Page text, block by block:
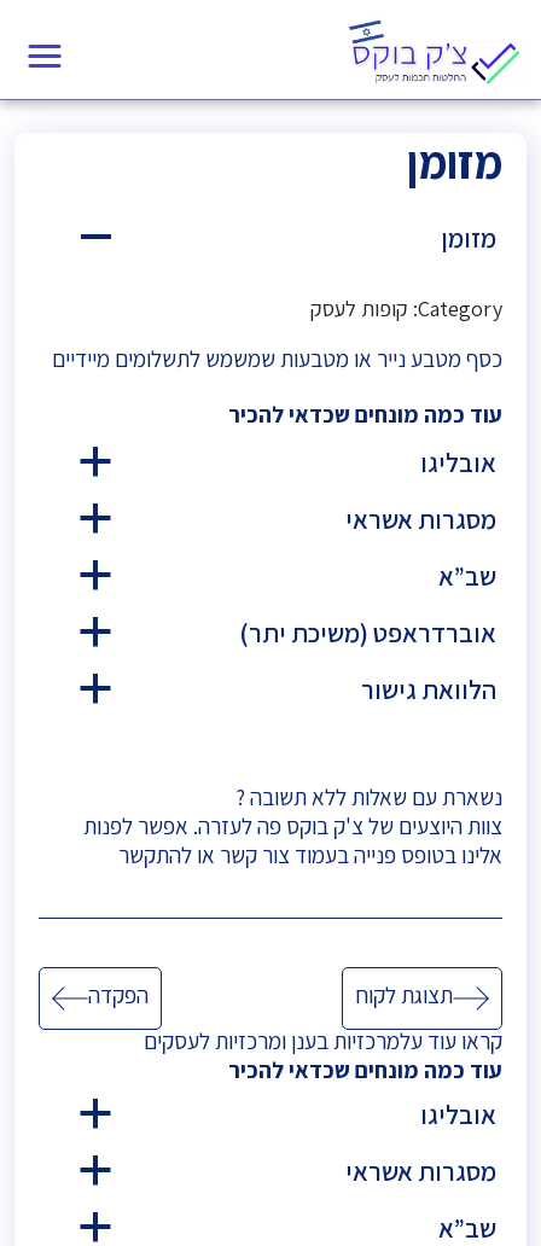
מזומן
A מזומן
Category: קופות לעסק
כסף מטבע נייר או מטבעות שמשמש לתשלומים מיידיים
עוד כמה מונחים שכדאי להכיר
a
אובליגו
a
מסגרות אשראי
a
שב”א
a
אוברדראפט (משיכת יתר)
a
הלוואת גישור
נשארת עם שאלות ללא תשובה ?
צוות היוצעים של צ'ק בוקס פה לעזרה. אפשר לפנות
אלינו בטופס פנייה בעמוד צור קשר או להתקשר
ניווטתצוגת לקוח
הפקדה
קראו עוד עלמרכזיות בענן ומרכזיות לעסקים
עוד כמה מונחים שכדאי להכיר
a
אובליגו
a
מסגרות אשראי
a
שב”א